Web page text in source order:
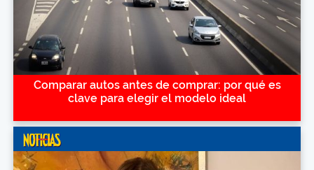
Comparar autos antes de comprar: por qué es
clave para elegir el modelo ideal